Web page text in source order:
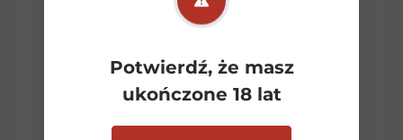
Potwierdź, że masz
ukończone 18 lat
B/PS
17,00zł